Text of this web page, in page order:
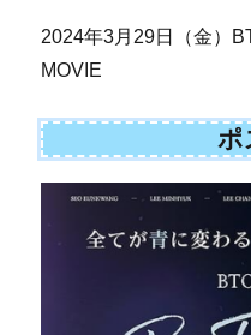
2024年3月29日（金）
MOVIE
ポ